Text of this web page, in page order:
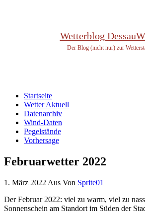
Wetterblog
Der Blog (nicht nur) zur
Startseite
Wetter Aktuell
Datenarchiv
Wind-Daten
Pegelstände
Vorhersage
Februarwetter 2022
1. März 2022 Aus Von Sprite01
Der Februar 2022: viel zu warm, viel zu
Sonnenschein am Standort im Süden der